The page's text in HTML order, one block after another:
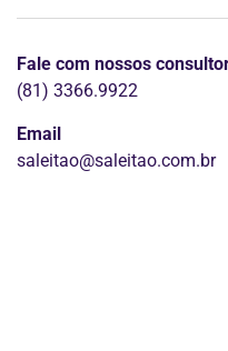
Fale com nossos
(81) 3366.9922
Email
saleitao@saleitao.com.br